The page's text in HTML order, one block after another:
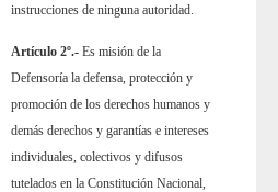
instrucciones de ninguna autoridad.
Artículo 2º.- Es misión de la
Defensoría la defensa, protección y
promoción de los derechos humanos y
demás derechos y garantías e intereses
individuales, colectivos y difusos
tutelados en la Constitución Nacional,